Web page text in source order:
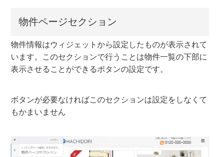
物件ページセクション
物件情報はウィジェットから設定したものが表示されて
います。このセクションで行うことは物件一覧の下部に
表示させることができるボタンの設定です。
ボタンが必要なければこのセクションは設定をしなくて
もかまいません